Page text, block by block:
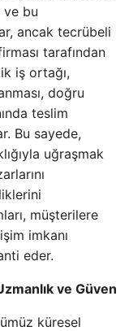
ve bu
ancak tecrübeli
tarafından
iş ortağı,
doğru
teslim
Bu sayede,
uğraşmak
müşterilere
imkanı
eder.
ve Güven
küresel